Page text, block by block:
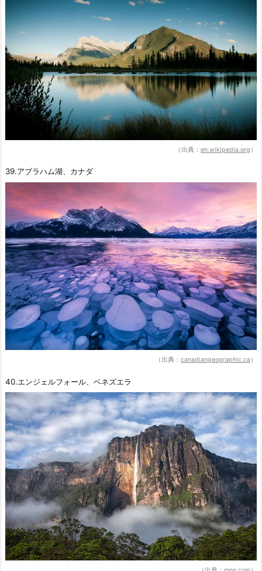
（出典： en.wikipedia.org ）
39.アブラハム湖、カナダ
（出典： canadiangeographic.ca ）
40.エンジェルフォール、ベネズエラ